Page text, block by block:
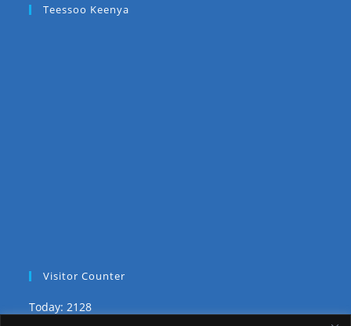
Teessoo Keenya
Visitor Counter
Today: 2128